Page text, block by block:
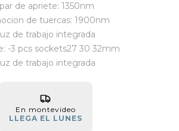
de apriete: 1350nm
de tuercas: 1900nm
de trabajo integrada
-3 pcs sockets27 30 32mm
de trabajo integrada
En montevideo
LLEGA EL LUNES